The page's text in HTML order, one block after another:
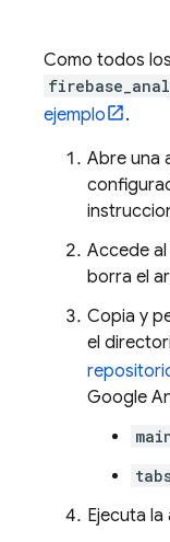
Como todos
ejemplo
.
Abre una
Accede
borra el
Copia y
el
Google
Ejecuta